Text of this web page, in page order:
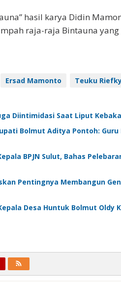
hasil karya Didin
raja-raja Bintauna
Ersad Mamonto Teuku
Diintimidasi Saat Liput
Bolmut Aditya Pontoh:
BPJN Sulut, Bahas
Pentingnya Membangun
Desa Huntuk Bolmut Oldy